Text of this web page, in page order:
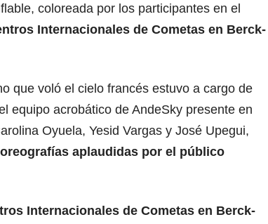
coloreada por los participantes en el
Internacionales de Cometas en Berck-
que voló el cielo francés estuvo a cargo de
equipo acrobático de AndeSky presente en
Oyuela, Yesid Vargas y José Upegui,
aplaudidas por el público
Internacionales de Cometas en Berck-